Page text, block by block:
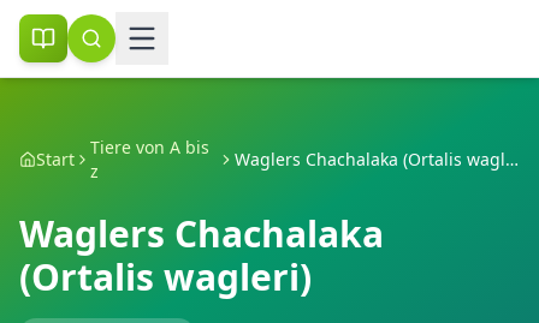
Start
Tiere von A bis
z
Waglers Chachalaka (Ortalis wagleri)
Waglers Chachalaka
(Ortalis wagleri)